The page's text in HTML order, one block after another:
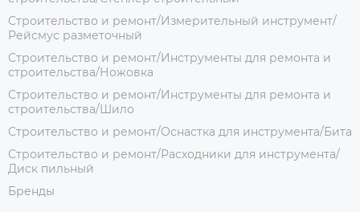
Строительство и ремонт/Измерительный инструмент/
Рейсмус разметочный
Строительство и ремонт/Инструменты для ремонта и
строительства/Ножовка
Строительство и ремонт/Инструменты для ремонта и
строительства/Шило
Строительство и ремонт/Оснастка для инструмента/Бита
Строительство и ремонт/Расходники для инструмента/
Диск пильный
Бренды